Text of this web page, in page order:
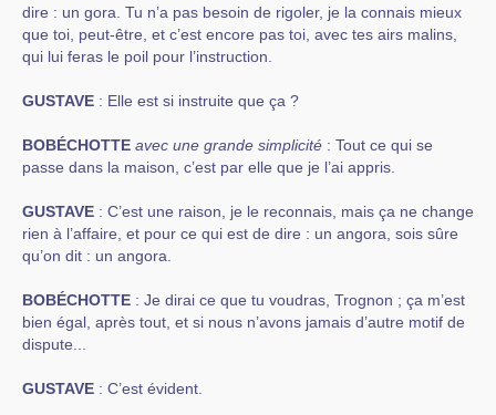
dire : un gora. Tu n’a pas besoin de rigoler, je la connais mieux
que toi, peut-être, et c’est encore pas toi, avec tes airs malins,
qui lui feras le poil pour l’instruction.
GUSTAVE : Elle est si instruite que ça ?
BOBÉCHOTTE avec une grande simplicité : Tout ce qui se
passe dans la maison, c’est par elle que je l’ai appris.
GUSTAVE : C’est une raison, je le reconnais, mais ça ne change
rien à l’affaire, et pour ce qui est de dire : un angora, sois sûre
qu’on dit : un angora.
BOBÉCHOTTE : Je dirai ce que tu voudras, Trognon ; ça m’est
bien égal, après tout, et si nous n’avons jamais d’autre motif de
dispute...
GUSTAVE : C’est évident.